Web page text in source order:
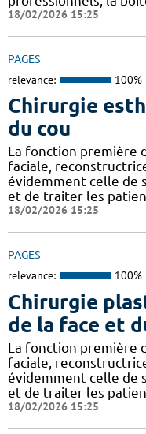
18/02/2026 15:25
PAGES
relevance: 100%
Chirurgie
du cou
La fonction première
faciale,
évidemment celle de
et de traiter les
18/02/2026 15:25
PAGES
relevance: 100%
Chirurgie
de la face et
La fonction première
faciale,
évidemment celle de
et de traiter les
18/02/2026 15:25